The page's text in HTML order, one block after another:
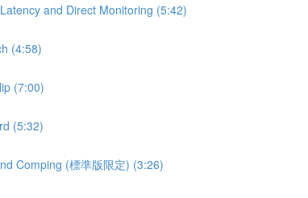
and Direct Monitoring (5:42)
(4:58)
(7:00)
(5:32)
Comping (標準版限定) (3:26)